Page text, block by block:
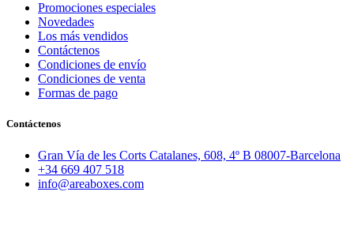
Promociones especiales
Novedades
Los más vendidos
Contáctenos
Condiciones de envío
Condiciones de venta
Formas de pago
Contáctenos
Gran Vía de les Corts Catalanes, 608, 4º B 08007-Barcelona
+34 669 407 518
info@areaboxes.com